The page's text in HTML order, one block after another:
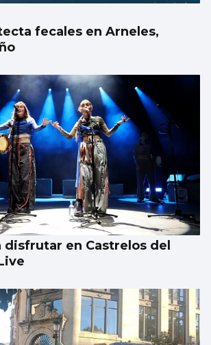
fecales en Arneles,
disfrutar en Castrelos del